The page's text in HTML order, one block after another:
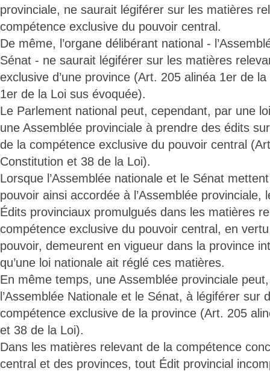
provinciale, ne saurait légiférer sur les matières
compétence exclusive du pouvoir central.
De même, l’organe délibérant national -
Sénat - ne saurait légiférer sur les matières
exclusive d’une province (Art. 205 alinéa 1er de
1er de la Loi sus évoquée).
Le Parlement national peut, cependant, par une
une Assemblée provinciale à prendre des édits
de la compétence exclusive du pouvoir central
Constitution et 38 de la Loi).
Lorsque l’Assemblée nationale et le Sénat
pouvoir ainsi accordée à l’Assemblée provinciale,
Édits provinciaux promulgués dans les matières
compétence exclusive du pouvoir central, en
pouvoir, demeurent en vigueur dans la province
qu’une loi nationale ait réglé ces matières.
En même temps, une Assemblée provinciale
l’Assemblée Nationale et le Sénat, à légiférer sur
compétence exclusive de la province (Art. 205
et 38 de la Loi).
Dans les matières relevant de la compétence
central et des provinces, tout Édit provincial